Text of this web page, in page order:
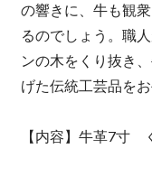
の響きに、牛も観
るのでしょう。職
ンの木をくり抜き
げた伝統工芸品を
【内容】牛革7寸